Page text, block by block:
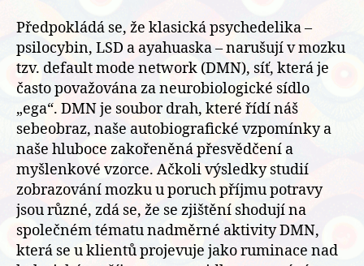
Předpokládá se, že klasická psychedelika –
psilocybin, LSD a ayahuaska – narušují v mozku
tzv. default mode network (DMN), síť, která je
často považována za neurobiologické sídlo
„ega“. DMN je soubor drah, které řídí náš
sebeobraz, naše autobiografické vzpomínky a
naše hluboce zakořeněná přesvědčení a
myšlenkové vzorce. Ačkoli výsledky studií
zobrazování mozku u poruch příjmu potravy
jsou různé, zdá se, že se zjištění shodují na
společném tématu nadměrné aktivity DMN,
která se u klientů projevuje jako ruminace nad